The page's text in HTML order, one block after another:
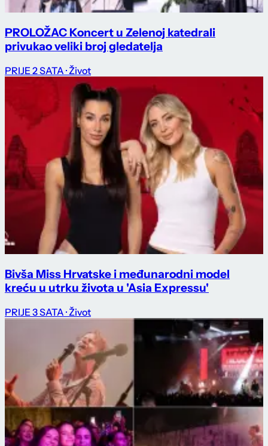
PROLOŽAC Koncert u Zelenoj katedrali
privukao veliki broj gledatelja
PRIJE 2 SATA · Život
Bivša Miss Hrvatske i međunarodni model
kreću u utrku života u 'Asia Expressu'
PRIJE 3 SATA · Život